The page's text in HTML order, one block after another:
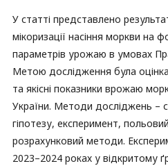
У статті представлено
мікоризації насіння моркви на
параметрів урожаю в умовах
Метою дослідження була оцінка
та якісні показники врожаю
України. Методи досліджень –
гіпотезу, експеримент,
розрахунковий методи.
2023–2024 роках у відкритому